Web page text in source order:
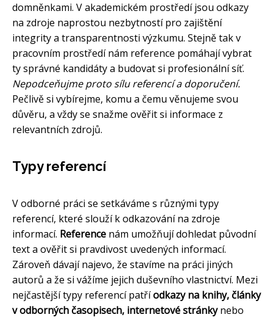
domněnkami. V akademickém prostředí jsou odkazy
na zdroje naprostou nezbytností pro zajištění
integrity a transparentnosti výzkumu. Stejně tak v
pracovním prostředí nám reference pomáhají vybrat
ty správné kandidáty a budovat si profesionální síť.
Nepodceňujme proto sílu referencí a doporučení.
Pečlivě si vybírejme, komu a čemu věnujeme svou
důvěru, a vždy se snažme ověřit si informace z
relevantních zdrojů.
Typy referencí
V odborné práci se setkáváme s různými typy
referencí, které slouží k odkazování na zdroje
informací. Reference nám umožňují dohledat původní
text a ověřit si pravdivost uvedených informací.
Zároveň dávají najevo, že stavíme na práci jiných
autorů a že si vážíme jejich duševního vlastnictví. Mezi
nejčastější typy referencí patříodkazy na knihy, články
v odborných časopisech, internetové stránkynebo